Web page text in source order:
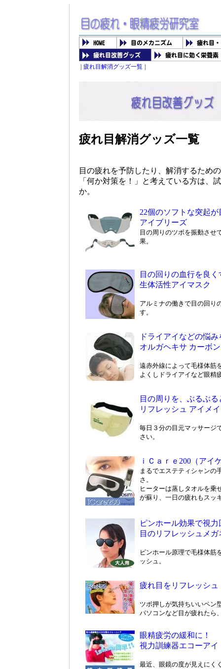
疲れ目解消グッズ一覧
疲れ目解消グッズ一覧
目の疲れを予防したり、解消するため
「何か対策を！」と考えている方は、
か。
22個のソフトな突起
アイブリーズ
目の周りのツボを振動させ
果。
目の回りの血行を良
生体活性アイマスク
アルミナの働きで目の回り
す。
ドライアイなどの悩
オルガヘキサ カーボ
遠赤外線によって毛様体筋
よくしドライアイなど眼精
目の周りを、ぶるぶ
リフレッシュ アイメ
毎日３分の目元マッサージ
さい。
ｉＣａｒｅ200（アイ
まるでエステティシャンの
さ。
ヒーターは蒸しタオルを乗
が蘇り、一日の疲れもスッ
ピンホール効果で視力
目のリフレッシュメガ
ピンホール原理で毛様体筋
ッシュ。
疲れ目をリフレッシュ
ツボ押しが気持ちいいペン
パソコンなど目が疲れたら
眼精疲労の緩和に！
視力訓練器エコーアイ
最近、眼鏡の度が見えにく